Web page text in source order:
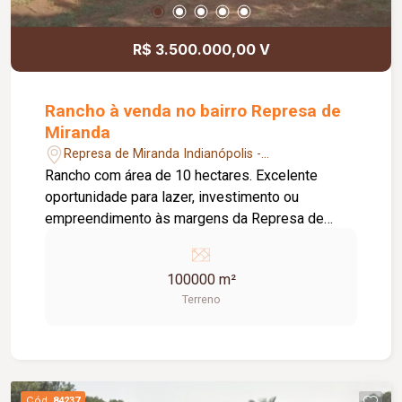
R$ 3.500.000,00 V
Rancho à venda no bairro Represa de
Miranda
Represa de Miranda Indianópolis -
Indianópolis/MG
Rancho com área de 10 hectares. Excelente
oportunidade para lazer, investimento ou
empreendimento às margens da Represa de
com excelente potencial de valorização; Vista
privilegiada para a represa; Ideal para construção
100000 m²
Terreno